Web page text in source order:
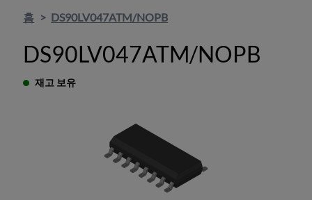
홈 DS90LV047ATM/NOPB
DS90LV047ATM/NOPB
재고 보유